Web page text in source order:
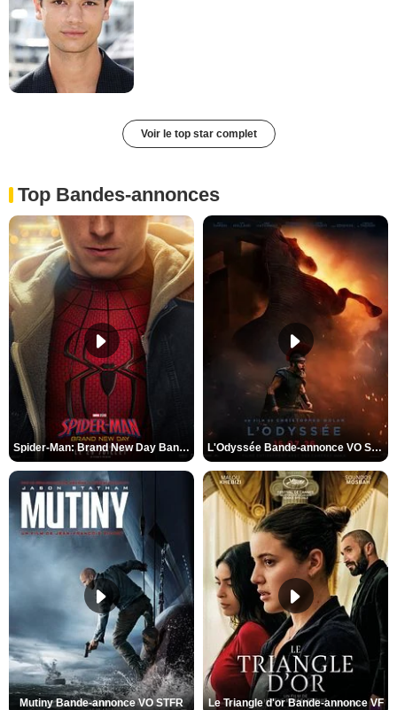
Voir le top star complet
Top Bandes-annonces
Spider-Man: Brand New Day Bande-annonce VO STFR L'Odyssée Bande-annonce VO STFR
Mutiny Bande-annonce VO STFR Le Triangle d'or Bande-annonce VF